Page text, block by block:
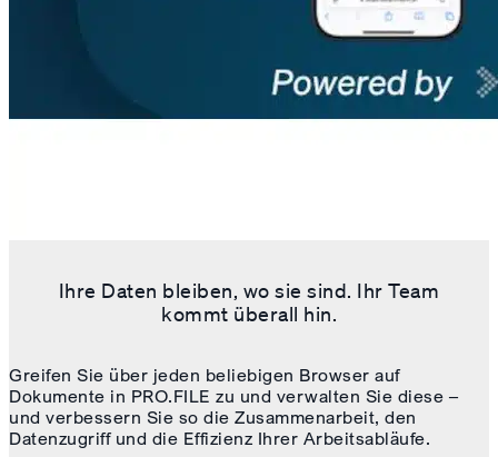
Ihre Daten bleiben, wo sie sind. Ihr Team
kommt überall hin.
Greifen Sie über jeden beliebigen Browser auf
Dokumente in PRO.FILE zu und verwalten Sie diese –
und verbessern Sie so die Zusammenarbeit, den
Datenzugriff und die Effizienz Ihrer Arbeitsabläufe.